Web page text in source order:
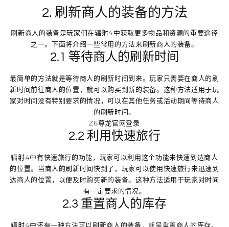
2. 刷新商人的装备的方法
刷新商人的装备是玩家们在辐射4中获取更多物品和资源的重要途径
之一。下面将介绍一些常用的方法来刷新商人的装备。
2.1 等待商人的刷新时间
最简单的方法就是等待商人的刷新时间到来。玩家只需要在商人的刷
新时间前往商人的位置，就可以购买到新的装备。这种方法适用于玩
家对时间没有特别要求的情况，可以在其他任务或活动期间等待商人
的刷新时间。
Z6尊龙官网登录
2.2 利用快速旅行
辐射4中有快速旅行的功能，玩家可以利用这个功能来快速到达商人
的位置。当商人的刷新时间快到了，玩家可以使用快速旅行来迅速到
达商人的位置，以便及时购买新的装备。这种方法适用于玩家对时间
有一定要求的情况。
2.3 重置商人的库存
辐射4中还有一种方法可以刷新商人的装备，就是重置商人的库存。